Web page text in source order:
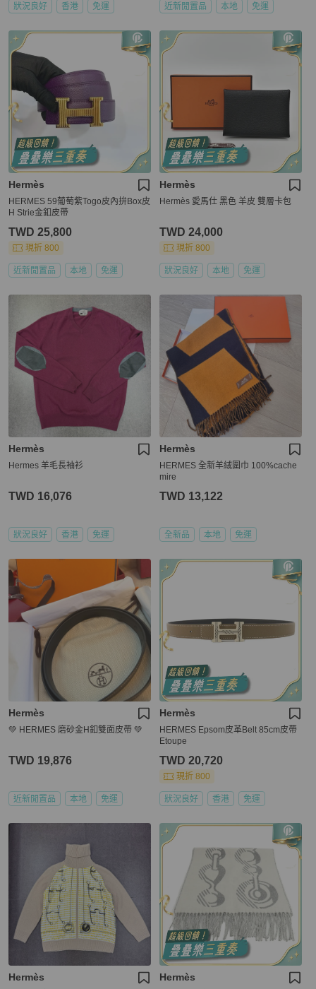
狀況良好 香港 免運 近新閒置品 本地 免運
Hermès
HERMES 59葡萄紫Togo皮內拚Box皮
H Strie金釦皮帶
TWD 25,800
現折 800
近新閒置品 本地 免運
Hermès
Hermès 愛馬仕 黑色 羊皮 雙層卡包
TWD 24,000
現折 800
狀況良好 本地 免運
Hermès
Hermes 羊毛長袖衫
TWD 16,076
狀況良好 香港 免運
Hermès
HERMES 全新羊絨圍巾 100%cache
mire
TWD 13,122
全新品 本地 免運
Hermès
💚 HERMES 磨砂金H釦雙面皮帶 💚
TWD 19,876
近新閒置品 本地 免運
Hermès
HERMES Epsom皮革Belt 85cm皮帶
Etoupe
TWD 20,720
現折 800
狀況良好 香港 免運
Hermès Hermès